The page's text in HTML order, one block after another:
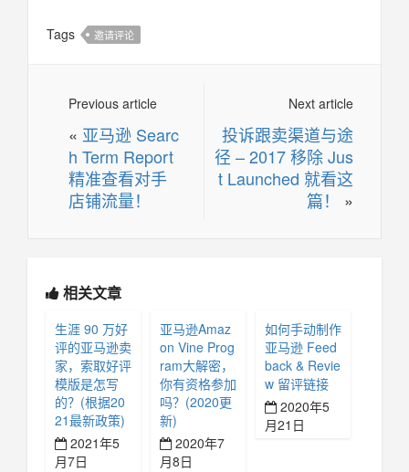
Tags 邀请评论
Next article
投诉跟卖渠道与途
径 – 2017 移除 Jus
t Launched 就看这
篇！
»
Previous article
« 亚马逊 Searc
h Term Report
精准查看对手
店铺流量！
相关文章
生涯 90 万好
评的亚马逊卖
家，索取好评
模版是怎写
的？(根据20
21最新政策)
2021年5
月7日
亚马逊Amaz
on Vine Prog
ram大解密，
你有资格参加
吗？(2020更
新)
2020年7
月8日
如何手动制作
亚马逊 Feed
back & Revie
w 留评链接
2020年5
月21日